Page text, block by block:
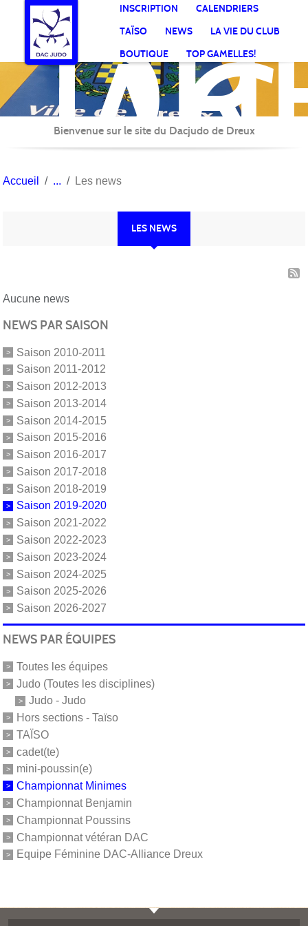
INSCRIPTION
CALENDRIERS
TAÏSO
NEWS
LA VIE DU CLUB
BOUTIQUE
TOP GAMELLES!
AC
Bienvenue sur le site du Dacjudo de Dreux
Accueil Les news
LES NEWS
Aucune news
NEWS PAR SAISON
Saison 2010-2011
Saison 2011-2012
Saison 2012-2013
Saison 2013-2014
Saison 2014-2015
Saison 2015-2016
Saison 2016-2017
Saison 2017-2018
Saison 2018-2019
Saison 2019-2020
Saison 2021-2022
Saison 2022-2023
Saison 2023-2024
Saison 2024-2025
Saison 2025-2026
Saison 2026-2027
NEWS PAR ÉQUIPES
Toutes les équipes
Judo (Toutes les disciplines)
Judo - Judo
Hors sections - Taïso
TAÏSO
cadet(te)
mini-poussin(e)
Championnat Minimes
Championnat Benjamin
Championnat Poussins
Championnat vétéran DAC
Equipe Féminine DAC-Alliance Dreux
Panneau de gestion des cookies